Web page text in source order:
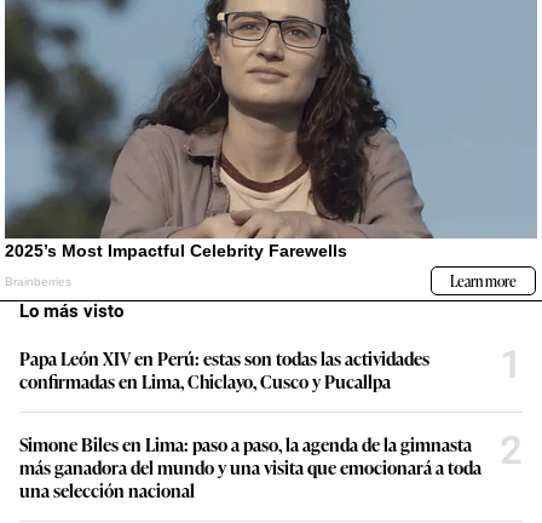
Lo más visto
Papa León XIV en Perú: estas son todas las actividades
confirmadas en Lima, Chiclayo, Cusco y Pucallpa
1
Simone Biles en Lima: paso a paso, la agenda de la gimnasta
más ganadora del mundo y una visita que emocionará a toda
una selección nacional
2